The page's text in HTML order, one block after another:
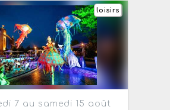
loisirs
7 au samedi 15 août